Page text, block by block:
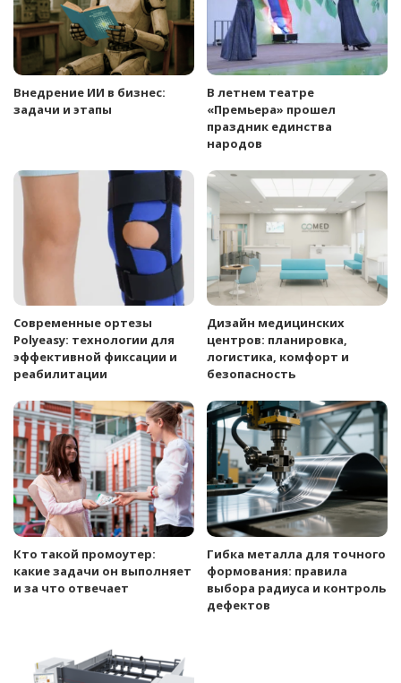
Внедрение ИИ в бизнес:
задачи и этапы
В летнем театре
«Премьера» прошел
праздник единства
народов
Современные ортезы
Polyeasy: технологии для
эффективной фиксации и
реабилитации
Дизайн медицинских
центров: планировка,
логистика, комфорт и
безопасность
Кто такой промоутер:
какие задачи он выполняет
и за что отвечает
Гибка металла для точного
формования: правила
выбора радиуса и контроль
дефектов